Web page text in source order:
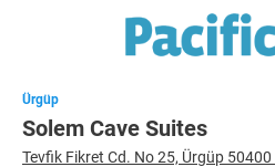
Ürgüp
Solem Cave Suites
Tevfik Fikret Cd. No 25, Ürgüp 50400